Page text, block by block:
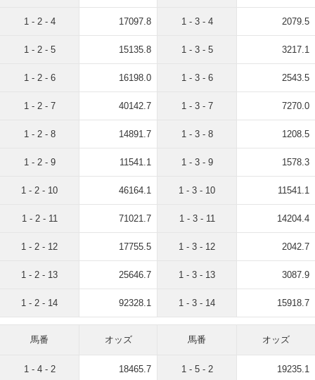
1 - 2 - 4 17097.8
1 - 2 - 5 15135.8
1 - 2 - 6 16198.0
1 - 2 - 7 40142.7
1 - 2 - 8 14891.7
1 - 2 - 9 11541.1
1 - 2 - 10 46164.1
1 - 2 - 11 71021.7
1 - 2 - 12 17755.5
1 - 2 - 13 25646.7
1 - 2 - 14 92328.1
1 - 3 - 4 2079.5
1 - 3 - 5 3217.1
1 - 3 - 6 2543.5
1 - 3 - 7 7270.0
1 - 3 - 8 1208.5
1 - 3 - 9 1578.3
1 - 3 - 10 11541.1
1 - 3 - 11 14204.4
1 - 3 - 12 2042.7
1 - 3 - 13 3087.9
1 - 3 - 14 15918.7
馬番 オッズ
1 - 4 - 2 18465.7
馬番 オッズ
1 - 5 - 2 19235.1